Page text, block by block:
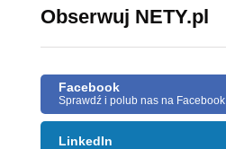
Obserwuj NETY.pl
Facebook
Sprawdź i polub nas na Facebook
LinkedIn